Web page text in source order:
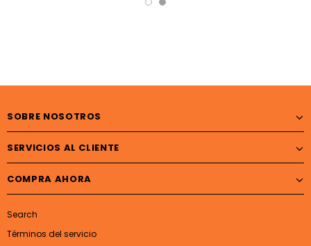
SOBRE NOSOTROS
SERVICIOS AL CLIENTE
COMPRA AHORA
Search
Términos del servicio